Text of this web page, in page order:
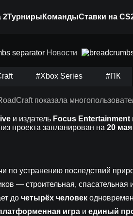
2Турниры КомандыСтавки на
Новости
#Xbox Series #ПК
и
и издатель Focus Entertainment
проекта запланирован на 20 мая
по устранению последствий
— строительная, спасательная
до четырёх человек
игра и единый